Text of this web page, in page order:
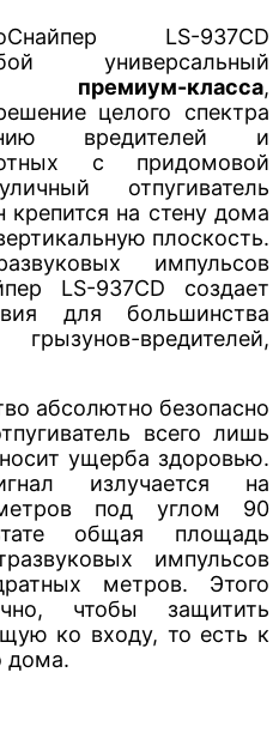
LS-937CD
универсальный
класса,
целого спектра
вредителей и
с придомовой
отпугиватель
крепится на стену дома
плоскость.
импульсов
LS-937CD создает
для большинства
вредителей,
абсолютно безопасно
всего лишь
ущерба здоровью.
излучается на
под углом 90
общая площадь
импульсов
метров. Этого
чтобы защитить
ко входу, то есть к
дома.